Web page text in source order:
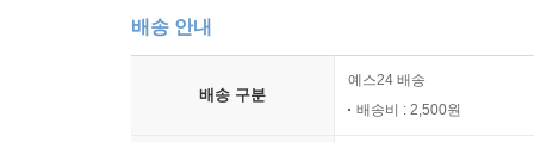
배송 안내
배송 구분
예스24 배송
배송비 : 2,500원